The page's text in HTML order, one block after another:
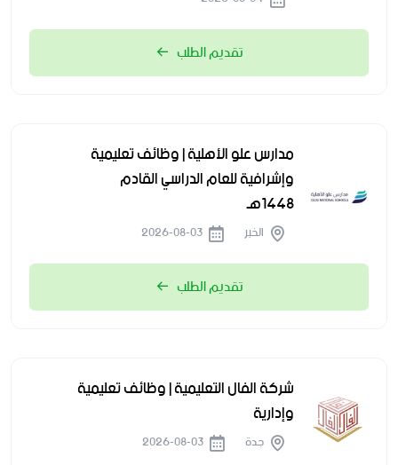
تقديم الطلب
مدارس علو الأهلية | وظائف تعليمية
وإشرافية للعام الدراسي القادم
1448هـ
الخبر
تقديم الطلب
شركة الفال التعليمية | وظائف تعليمية
وإدارية
جدة